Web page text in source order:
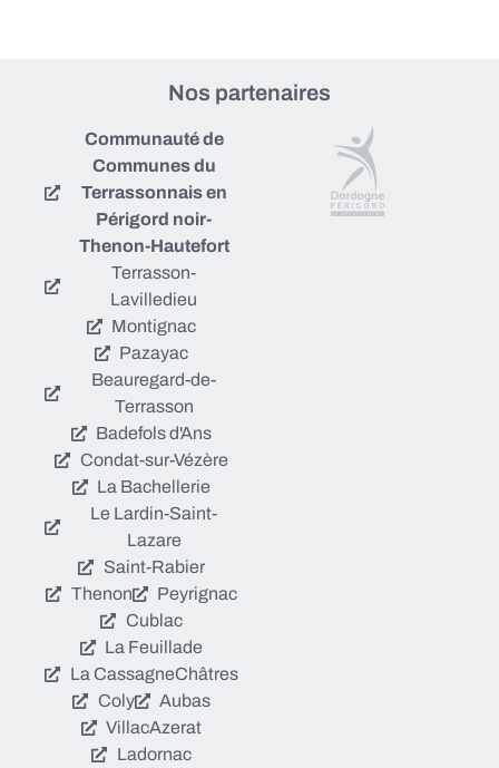
Nos partenaires
Communauté de
Communes du
Terrassonnais en
Périgord noir-
Thenon-Hautefort
Terrasson-
Lavilledieu
Montignac
Pazayac
Beauregard-de-
Terrasson
Badefols d'Ans
Condat-sur-Vézère
La Bachellerie
Le Lardin-Saint-
Lazare
Saint-Rabier
Thenon
Peyrignac
Cublac
La Feuillade
La CassagneChâtres
Coly
Aubas
VillacAzerat
Ladornac